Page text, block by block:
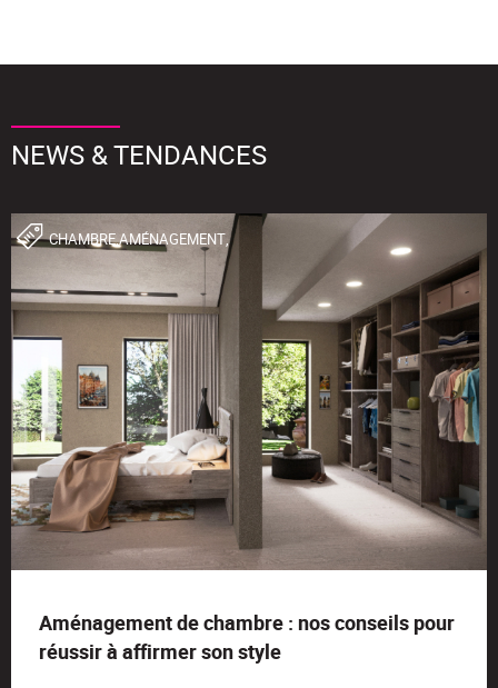
NEWS & TENDANCES
CHAMBRE,AMÉNAGEMENT,
Aménagement de chambre : nos conseils pour
réussir à affirmer son style